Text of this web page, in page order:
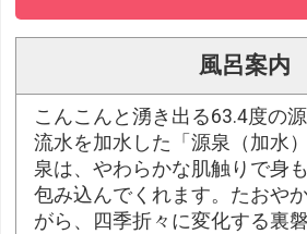
風呂案内
こんこんと湧き出る63.4度の
流水を加水した「源泉（加水
泉は、やわらかな肌触りで身
包み込んでくれます。たおや
がら、四季折々に変化する裏